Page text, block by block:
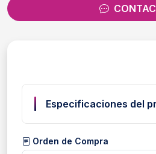
Especificaciones del
Orden de Compra